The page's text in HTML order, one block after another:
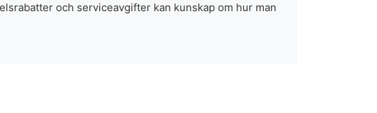
och serviceavgifter kan kunskap om hur man